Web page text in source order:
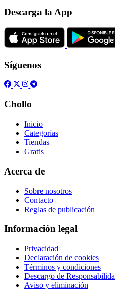
Descarga la App
Síguenos
Chollo
Inicio
Categorías
Tiendas
Gratis
Acerca de
Sobre nosotros
Contacto
Reglas de publicación
Información legal
Privacidad
Declaración de cookies
Términos y condiciones
Descargo de
Aviso y eliminación